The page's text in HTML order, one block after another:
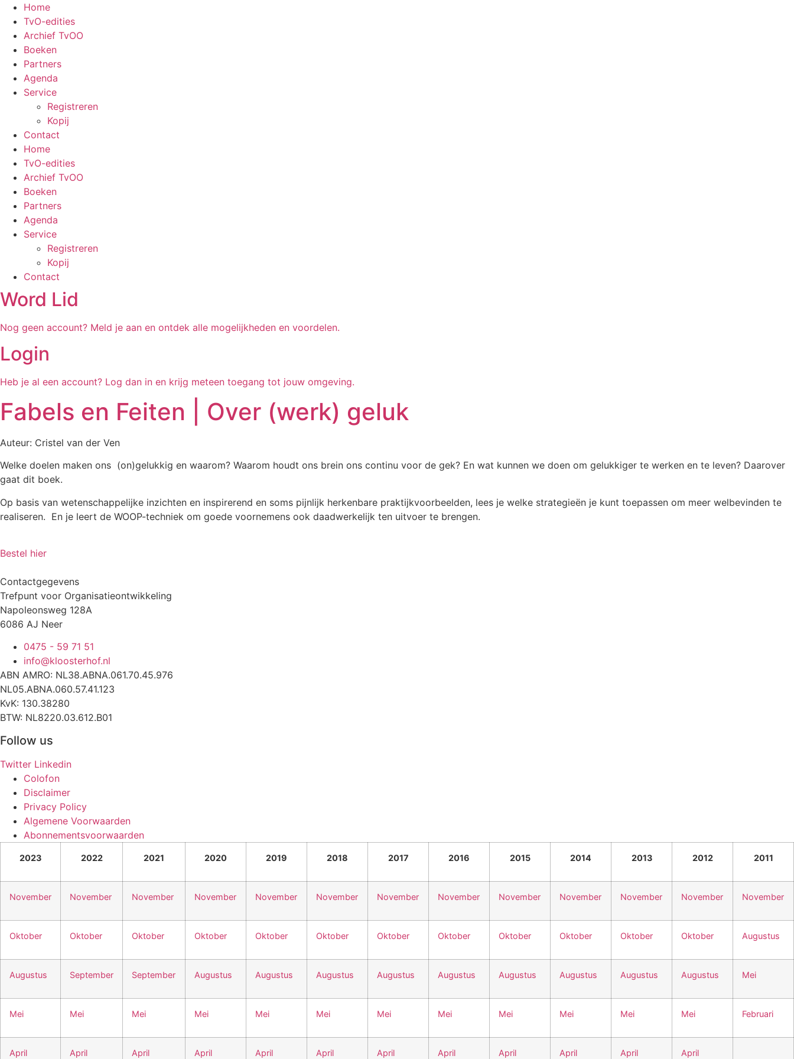
naar
inhoud
Home
TvO-edities
Archief TvOO
Boeken
Partners
Agenda
Service
Registreren
Kopij
Contact
Home
TvO-edities
Archief TvOO
Boeken
Partners
Agenda
Service
Registreren
Kopij
Contact
Word Lid
Nog geen account? Meld je aan en ontdek alle mogelijkheden en voordelen.
Login
Heb je al een account? Log dan in en krijg meteen toegang tot jouw omgeving.
Fabels en Feiten | Over (werk) geluk
Auteur: Cristel van der Ven
Welke doelen maken ons (on)gelukkig en waarom? Waarom houdt ons brein ons continu voor de gek? En wat kunnen we doen om gelukkiger te werken en te leven? Daarover
gaat dit boek.
Op basis van wetenschappelijke inzichten en inspirerend en soms pijnlijk herkenbare praktijkvoorbeelden, lees je welke strategieën je kunt toepassen om meer welbevinden te
realiseren. En je leert de WOOP-techniek om goede voornemens ook daadwerkelijk ten uitvoer te brengen.
Bestel hier
Contactgegevens
Trefpunt voor Organisatieontwikkeling
Napoleonsweg 128A
6086 AJ Neer
0475 - 59 71 51
info@kloosterhof.nl
ABN AMRO: NL38.ABNA.061.70.45.976
NL05.ABNA.060.57.41.123
KvK: 130.38280
BTW: NL8220.03.612.B01
Follow us
Twitter Linkedin
Colofon
Disclaimer
Privacy Policy
Algemene Voorwaarden
Abonnementsvoorwaarden
2023 2022 2021 2020 2019 2018 2017 2016 2015 2014 2013 2012 2011
November November November November November November November November November November November November November
Oktober Oktober Oktober Oktober Oktober Oktober Oktober Oktober Oktober Oktober Oktober Oktober Augustus
Augustus September September Augustus Augustus Augustus Augustus Augustus Augustus Augustus Augustus Augustus Mei
Mei Mei Mei Mei Mei Mei Mei Mei Mei Mei Mei Mei Februari
April April April April April April April April April April April April